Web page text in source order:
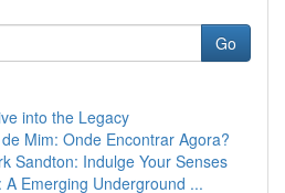
Go
into the Legacy
Mim: Onde Encontrar Agora?
Sandton: Indulge Your Senses
A Emerging Underground ...